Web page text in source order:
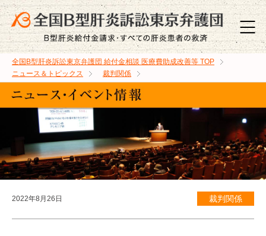
全国B型肝炎訴訟東京弁護団 給付金相談 医療費助成改善等 TOP
ニュース＆トピックス
裁判関係
2022年8月26日 裁判関係